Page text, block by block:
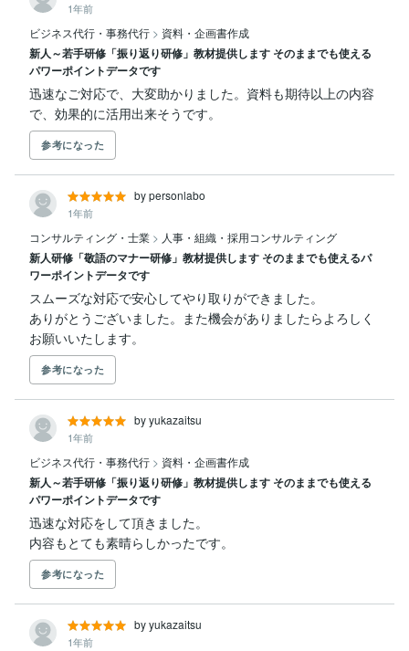
1年前
ビジネス代行・事務代行 > 資料・企画書作成
新人～若手研修「振り返り研修」教材提供します そのままでも使える
パワーポイントデータです
迅速なご対応で、大変助かりました。資料も期待以上の内容
で、効果的に活用出来そうです。
参考になった
by personlabo
1年前
コンサルティング・士業 > 人事・組織・採用コンサルティング
新人研修「敬語のマナー研修」教材提供します そのままでも使えるパ
ワーポイントデータです
スムーズな対応で安心してやり取りができました。
ありがとうございました。また機会がありましたらよろしく
お願いいたします。
参考になった
by yukazaitsu
1年前
ビジネス代行・事務代行 > 資料・企画書作成
新人～若手研修「振り返り研修」教材提供します そのままでも使える
パワーポイントデータです
迅速な対応をして頂きました。
内容もとても素晴らしかったです。
参考になった
by yukazaitsu
1年前